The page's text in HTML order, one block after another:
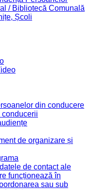
/ Bibliotecă Comunală
Școli
din conducere
conducerii
de organizare și
de contact ale
funcționează în
sau sub